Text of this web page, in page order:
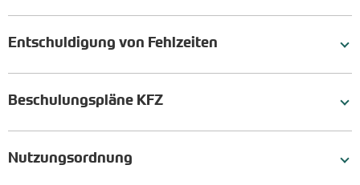
Entschuldigung von Fehlzeiten
Beschulungspläne KFZ
Nutzungsordnung